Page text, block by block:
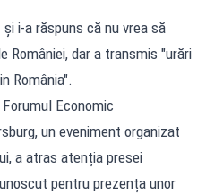
i-a răspuns că nu vrea să
României, dar a transmis "urări
România".
Economic
un eveniment organizat
a atras atenția presei
pentru prezența unor